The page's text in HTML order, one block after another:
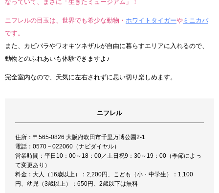
なっていて、まさに「生きたミュージアム」！
ニフレルの目玉は、世界でも希少な動物・ ホワイトタイガーや ミニカバ
です。
また、カピバラやワオキツネザルが自由に暮らすエリアに入れるので、
動物とのふれあいも体験できますよ♪
完全室内なので、天気に左右されずに思い切り楽しめます。
ニフレル
住所：〒565-0826 大阪府吹田市千里万博公園2-1
電話：0570－022060（ナビダイヤル）
営業時間：平日10：00～18：00／土日祝9：30～19：00（季節によっ
て変更あり）
料金：大人（16歳以上）：2,200円、こども（小・中学生）：1,100
円、幼児（3歳以上）：650円、2歳以下は無料